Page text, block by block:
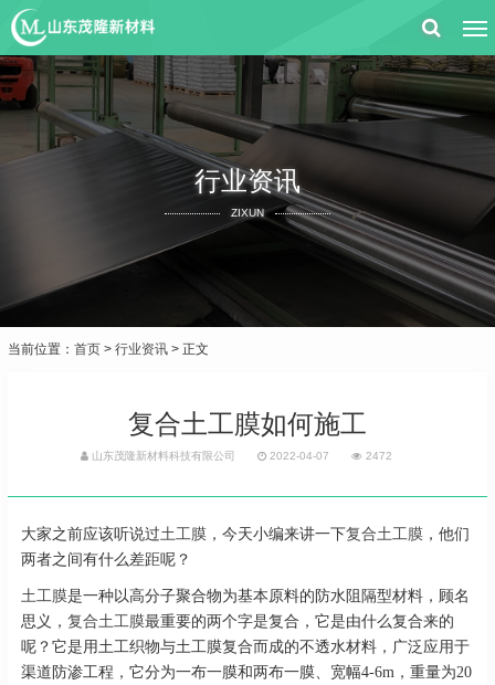
行业资讯
ZIXUN
当前位置： 首页 > 行业资讯 > 正文
复合土工膜如何施工
山东茂隆新材料科技有限公司 2022-04-07 2472
大家之前应该听说过土工膜 ，今天小编来讲一下复合土工膜 ，他们
两者之间有什么差距呢？
土工膜是一种以高分子聚合物为基本原料的防水阻隔型材料，顾名
思义， 复合土工膜最重要的两个字是复合，它是由什么复合来的
呢？它是用土工织物与土工膜复合而成的不透水材料，广泛应用于
渠道防渗工程，它分为一布一膜和两布一膜、宽幅4-6m，重量为20